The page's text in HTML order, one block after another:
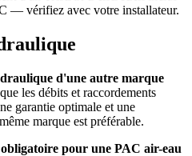
— vérifiez avec votre installateur.
d'une autre marque
les débits et raccordements
garantie optimale et une
marque est préférable.
pour une PAC air-eau